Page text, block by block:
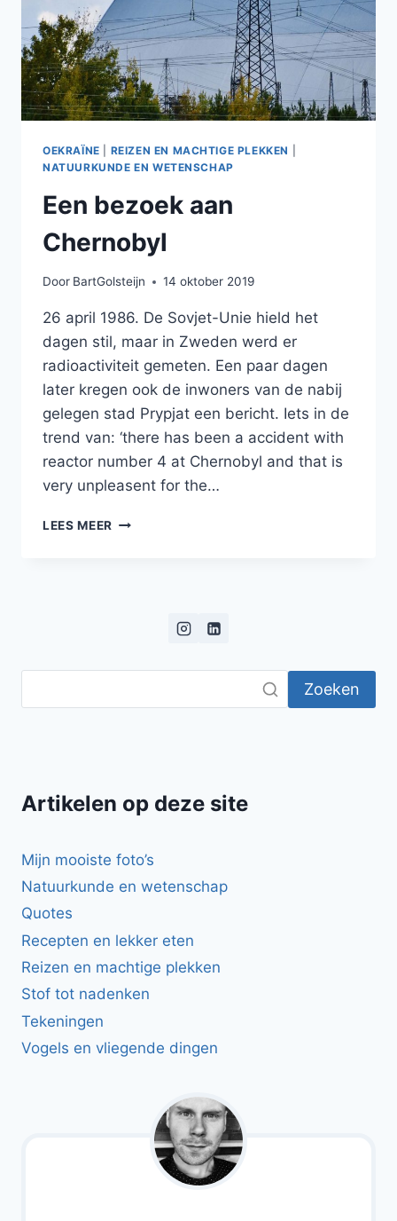
OEKRAÏNE REIZEN EN MACHTIGE PLEKKEN
NATUURKUNDE EN WETENSCHAP
Een bezoek aan
Chernobyl
Door BartGolsteijn 14 oktober 2019
26 april 1986. De Sovjet-Unie hield het
dagen stil, maar in Zweden werd er
radioactiviteit gemeten. Een paar dagen
later kregen ook de inwoners van de nabij
gelegen stad Prypjat een bericht. Iets in de
trend van: ‘there has been a accident with
reactor number 4 at Chernobyl and that is
very unpleasent for the…
LEES MEER EEN
Zoeken
Artikelen op deze site
Mijn mooiste foto’s
Natuurkunde en wetenschap
Quotes
Recepten en lekker eten
Reizen en machtige plekken
Stof tot nadenken
Tekeningen
Vogels en vliegende dingen